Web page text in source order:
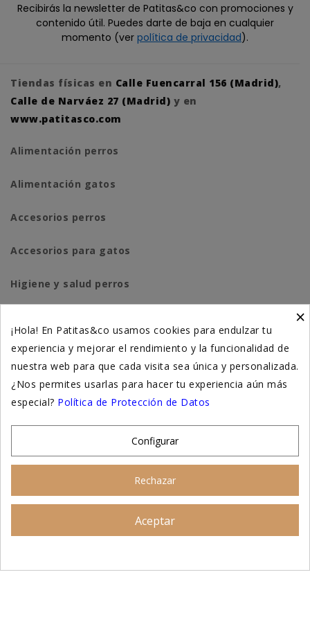
Recibirás la newsletter de Patitas&co con promociones y
contenido útil. Puedes darte de baja en cualquier
momento (ver política de privacidad).
Tiendas físicas en Calle Fuencarral 156 (Madrid),
Calle de Narváez 27 (Madrid) y en
www.patitasco.com
Alimentación perros
Alimentación gatos
Accesorios perros
Accesorios para gatos
Higiene y salud perros
Suplementación natural
Otros
×
¡Hola! En Patitas&co usamos cookies para endulzar tu
experiencia y mejorar el rendimiento y la funcionalidad de
nuestra web para que cada visita sea única y personalizada.
¿Nos permites usarlas para hacer tu experiencia aún más
especial? Política de Protección de Datos
Configurar
Rechazar
Aceptar